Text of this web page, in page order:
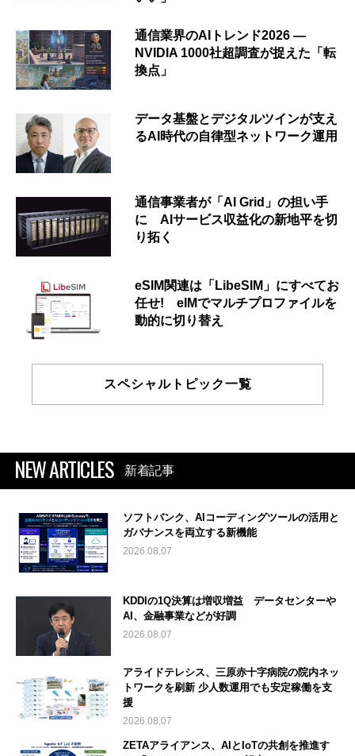
通信業界のAIトレンド2026 ―
NVIDIA 1000社超調査が捉えた「転
換点」
データ基盤とデジタルツインが支え
るAI時代の自律型ネットワーク運用
通信事業者が「AI Grid」の担い手
に AIサービス収益化の新地平を切
り拓く
eSIM関連は「LibeSIM」にすべてお
任せ! eIMでマルチプロファイルを
動的に切り替え
スペシャルトピック一覧
NEW ARTICLES 新着記事
ソフトバンク、AIコーディングツールの活用と
ガバナンスを両立する新機能
2026.08.07
KDDIの1Q決算は増収増益 データセンターや
AI、金融事業などが好調
2026.08.07
アライドテレシス、三原赤十字病院の院内ネッ
トワークを刷新 少人数運用でも安定稼働を支
援
2026.08.07
ZETAアライアンス、AIとIoTの共創を推進す